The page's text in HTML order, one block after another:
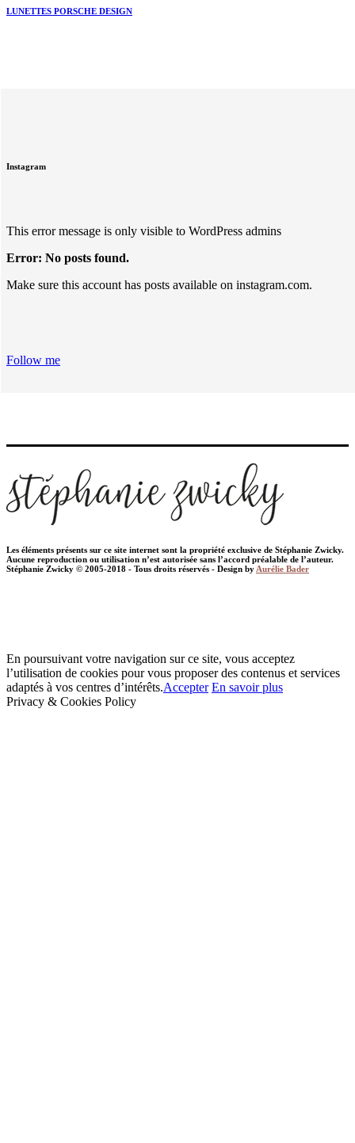
LUNETTES PORSCHE DESIGN
Instagram
This error message is only visible to WordPress admins
Error: No posts found.
Make sure this account has posts available on instagram.com.
Follow me
Les éléments présents sur ce site internet sont la propriété exclusive de Stéphanie Zwicky.
Aucune reproduction ou utilisation n’est autorisée sans l’accord préalable de l’auteur.
Stéphanie Zwicky © 2005-2018 - Tous droits réservés - Design by Aurélie Bader
En poursuivant votre navigation sur ce site, vous acceptez
l’utilisation de cookies pour vous proposer des contenus et services
adaptés à vos centres d’intérêts.Accepter En savoir plus
Privacy & Cookies Policy